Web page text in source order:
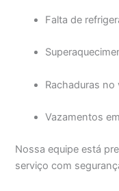
Falta de
Rachaduras
Vazamentos
Nossa equipe está
serviço com